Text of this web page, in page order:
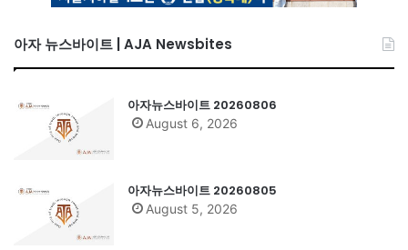
아자 뉴스바이트 | AJA Newsbites
아자뉴스바이트 20260806
August 6, 2026
아자뉴스바이트 20260805
August 5, 2026